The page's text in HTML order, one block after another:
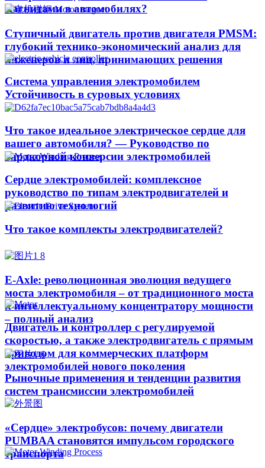
магнитами в автомобилях?
Ступичный двигатель против двигателя PMSM:
глубокий технико-экономический анализ для
инженеров и лиц, принимающих решения
Система управления электромобилем
Устойчивость в суровых условиях
Что такое идеальное электрическое сердце для
вашего автомобиля? — Руководство по
хардкорной конверсии электромобилей
Сердце электромобилей: комплексное
руководство по типам электродвигателей и
развитию технологий
Что такое комплекты электродвигателей?
E-Axle: революционная эволюция ведущего
моста электромобиля – от традиционного моста
к интеллектуальному концентратору мощности
– полный анализ
Двигатель и контроллер с регулируемой
скоростью, а также электродвигатель с прямым
приводом для коммерческих платформ
электромобилей нового поколения
Рыночные применения и тенденции развития
систем трансмиссии электромобилей
«Сердце» электробусов: почему двигатели
PUMBAA становятся импульсом городского
транспорта